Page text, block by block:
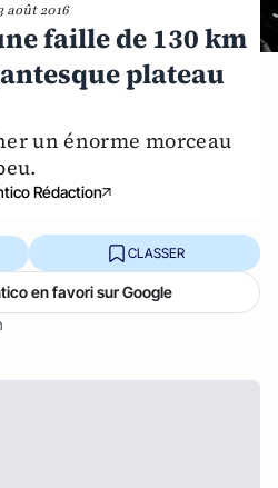
août 2016
faille de 130 km
plateau
un énorme morceau
Rédaction
CLASSER
en favori sur Google